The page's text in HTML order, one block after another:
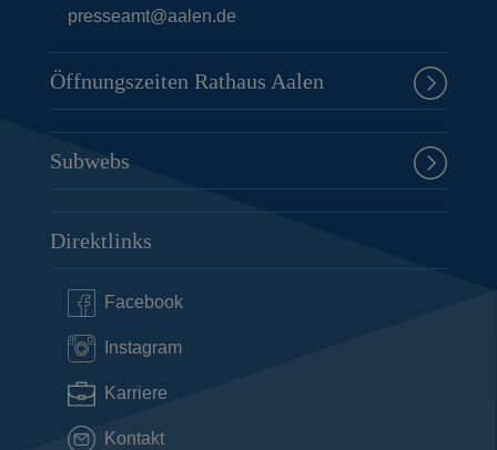
presseamt@aalen.de
Öffnungszeiten Rathaus Aalen
Subwebs
Direktlinks
Facebook
Instagram
Karriere
Kontakt